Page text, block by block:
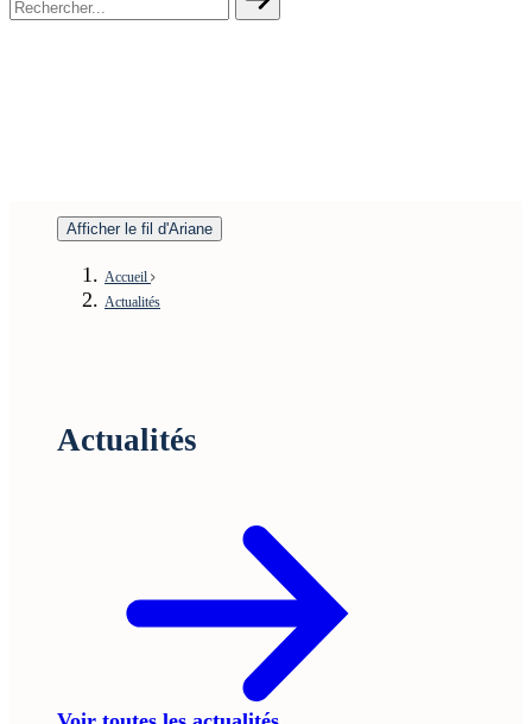
Afficher le fil d'Ariane
Accueil
Actualités
Actualités